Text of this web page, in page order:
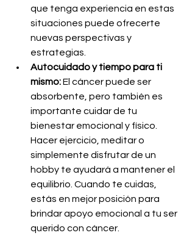
que tenga experiencia en estas
situaciones puede ofrecerte
nuevas perspectivas y
estrategias.
Autocuidado y tiempo para ti
mismo: El cáncer puede ser
absorbente, pero también es
importante cuidar de tu
bienestar emocional y físico.
Hacer ejercicio, meditar o
simplemente disfrutar de un
hobby te ayudará a mantener el
equilibrio. Cuando te cuidas,
estás en mejor posición para
brindar apoyo emocional a tu ser
querido con cáncer.